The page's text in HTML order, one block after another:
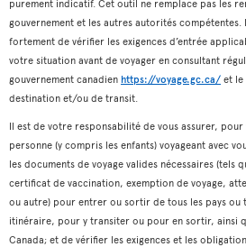
purement indicatif. Cet outil ne remplace pas les
gouvernement et les autres autorités compétentes.
fortement de vérifier les exigences d’entrée
votre situation avant de voyager en consultant
gouvernement canadien https://voyage.gc.ca/ et le
destination et/ou de transit.
Il est de votre responsabilité de vous assurer,
personne (y compris les enfants) voyageant avec
les documents de voyage valides nécessaires (tels
certificat de vaccination, exemption de voyage,
ou autre) pour entrer ou sortir de tous les pays ou
itinéraire, pour y transiter ou pour en sortir, ainsi
Canada; et de vérifier les exigences et les